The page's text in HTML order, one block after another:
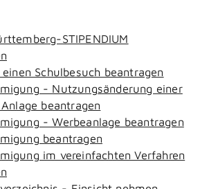
STIPENDIUM
Schulbesuch beantragen
- Nutzungsänderung einer
beantragen
- Werbeanlage beantragen
beantragen
im vereinfachten Verfahren